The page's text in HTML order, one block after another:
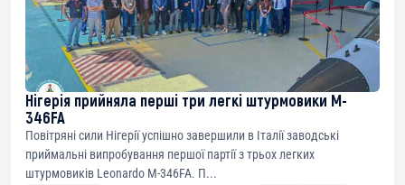
Нігерія прийняла перші три легкі штурмовики M-
346FA
Повітряні сили Нігерії успішно завершили в Італії заводські
приймальні випробування першої партії з трьох легких
штурмовиків Leonardo M-346FA. П...